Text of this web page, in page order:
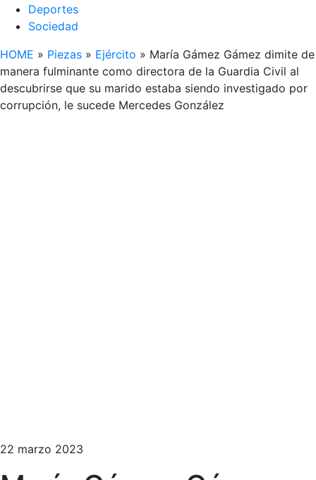
Deportes
Sociedad
HOME » Piezas » Ejército » María Gámez Gámez dimite de
manera fulminante como directora de la Guardia Civil al
descubrirse que su marido estaba siendo investigado por
corrupción, le sucede Mercedes González
22 marzo 2023